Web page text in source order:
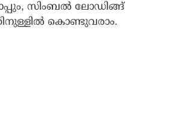
സിംബല്‍ ലോഡിങ്ങ്
കൊണ്ടുവരാം.